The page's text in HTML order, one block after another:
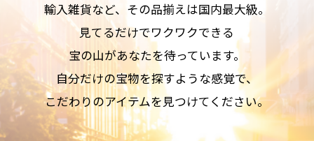
輸入雑貨など、その品揃えは国内最大級。
見てるだけでワクワクできる
宝の山があなたを待っています。
自分だけの宝物を探すような感覚で、
こだわりのアイテムを見つけてください。